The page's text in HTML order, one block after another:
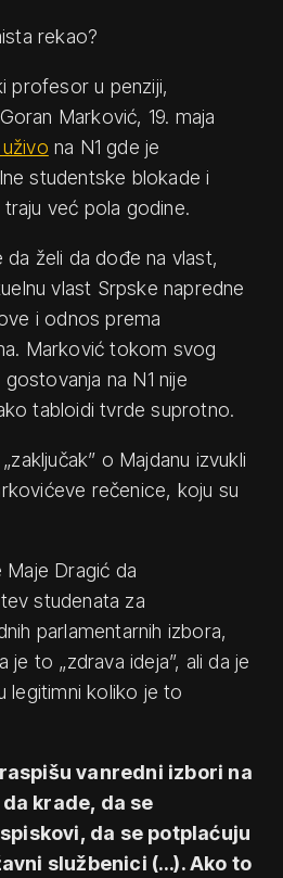
rekao?
profesor u penziji,
Marković, 19. maja
na N1 gde je
studentske blokade i
već pola godine.
želi da dođe na vlast,
vlast Srpske napredne
i odnos prema
Marković tokom svog
na N1 nije
tabloidi tvrde suprotno.
o Majdanu izvukli
rečenice, koju su
Maje Dragić da
studenata za
parlamentarnih izbora,
je to „zdrava ideja”, ali da je
legitimni koliko je to
vanredni izbori na
krade, da se
da se potplaćuju
službenici (…). Ako to